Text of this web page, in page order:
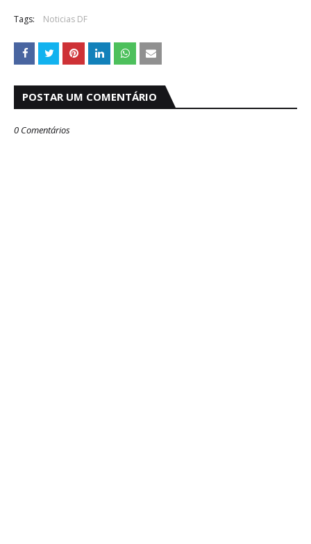
Tags: Noticias DF
POSTAR UM COMENTÁRIO
0 Comentários